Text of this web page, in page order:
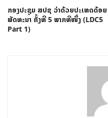
ກອງປະຊຸມ ສປຊ ວ່າດ້ວຍປະເທດດ້ອຍ
ພັດທະນາ ຄັ້ງທີ 5 ພາກທີໜຶ່ງ (LDC5
Part 1)